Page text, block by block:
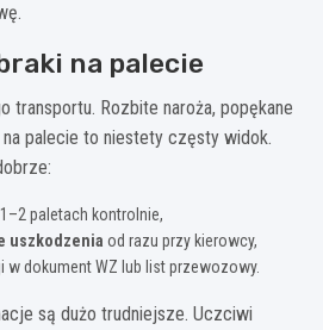
na palecie
transportu. Rozbite naroża, popękane
palecie to niestety częsty widok.
paletach kontrolnie,
uszkodzenia od razu przy kierowcy,
w dokument WZ lub list przewozowy.
są dużo trudniejsze. Uczciwi